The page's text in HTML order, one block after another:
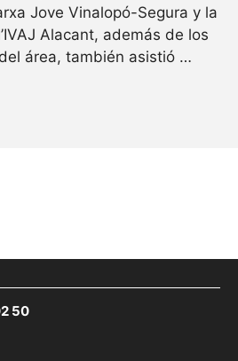
Jove Vinalopó-Segura y la
Alacant, además de los
área, también asistió …
50